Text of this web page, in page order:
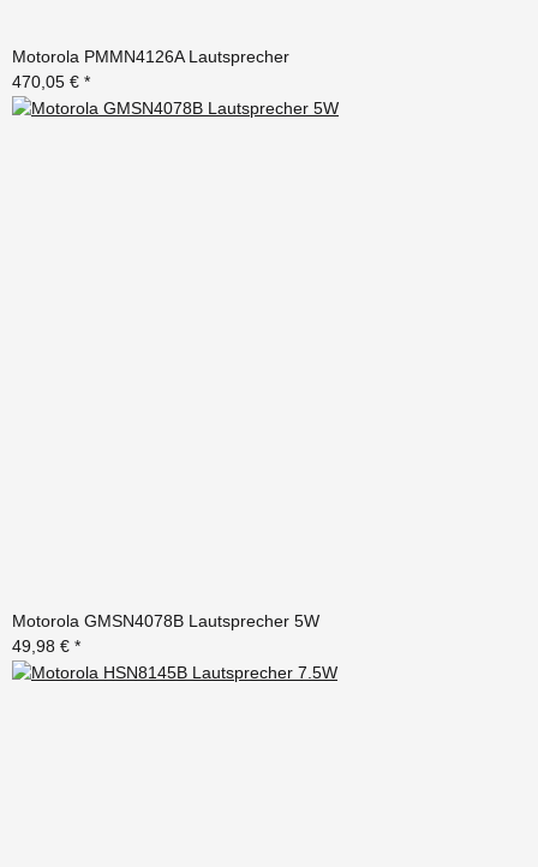
Motorola PMMN4126A Lautsprecher
470,05 € *
Motorola GMSN4078B Lautsprecher 5W
49,98 € *